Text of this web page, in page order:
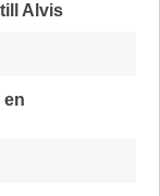
Alvis
en